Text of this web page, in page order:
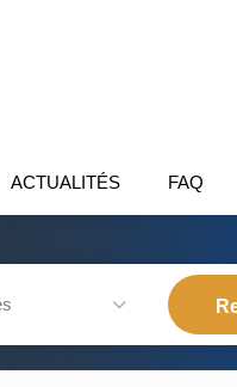
ACTUALITÉS FAQ